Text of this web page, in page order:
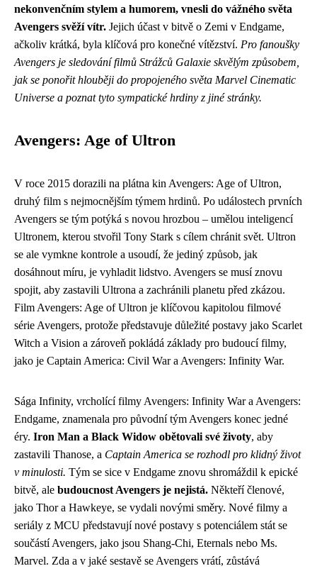
nekonvenčním stylem a humorem, vnesli do vážného světa
Avengers svěží vítr. Jejich účast v bitvě o Zemi v Endgame,
ačkoliv krátká, byla klíčová pro konečné vítězství. Pro fanoušky
Avengers je sledování filmů Strážců Galaxie skvělým způsobem,
jak se ponořit hlouběji do propojeného světa Marvel Cinematic
Universe a poznat tyto sympatické hrdiny z jiné stránky.
Avengers: Age of Ultron
V roce 2015 dorazili na plátna kin Avengers: Age of Ultron,
druhý film s nejmocnějším týmem hrdinů. Po událostech prvních
Avengers se tým potýká s novou hrozbou – umělou inteligencí
Ultronem, kterou stvořil Tony Stark s cílem chránit svět. Ultron
se ale vymkne kontrole a usoudí, že jediný způsob, jak
dosáhnout míru, je vyhladit lidstvo. Avengers se musí znovu
spojit, aby zastavili Ultrona a zachránili planetu před zkázou.
Film Avengers: Age of Ultron je klíčovou kapitolou filmové
série Avengers, protože představuje důležité postavy jako Scarlet
Witch a Vision a zároveň pokládá základy pro budoucí filmy,
jako je Captain America: Civil War a Avengers: Infinity War.
Sága Infinity, vrcholící filmy Avengers: Infinity War a Avengers:
Endgame, znamenala pro původní tým Avengers konec jedné
éry. Iron Man a Black Widow obětovali své životy, aby
zastavili Thanose, a Captain America se rozhodl pro klidný život
v minulosti. Tým se sice v Endgame znovu shromáždil k epické
bitvě, ale budoucnost Avengers je nejistá. Někteří členové,
jako Thor a Hawkeye, se vydali novými směry. Nové filmy a
seriály z MCU představují nové postavy s potenciálem stát se
součástí Avengers, jako jsou Shang-Chi, Eternals nebo Ms.
Marvel. Zda a v jaké sestavě se Avengers vrátí, zůstává